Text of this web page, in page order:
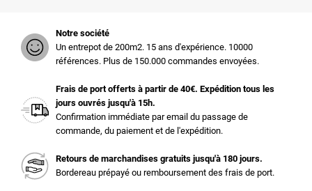
Notre société
Un entrepot de 200m2. 15 ans d'expérience. 10000
références. Plus de 150.000 commandes envoyées.
Frais de port offerts à partir de 40€. Expédition tous les
jours ouvrés jusqu'à 15h.
Confirmation immédiate par email du passage de
commande, du paiement et de l'expédition.
Retours de marchandises gratuits jusqu'à 180 jours.
Bordereau prépayé ou remboursement des frais de port.